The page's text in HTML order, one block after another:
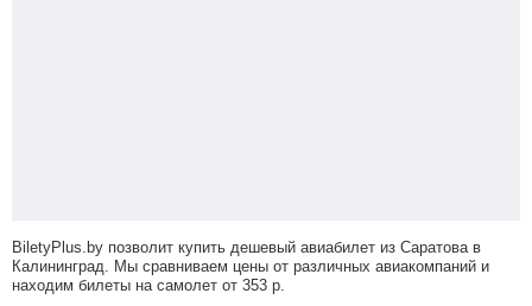
BiletyPlus.by позволит купить дешевый авиабилет из Саратова в
Калининград. Мы сравниваем цены от различных авиакомпаний и
находим билеты на самолет от 353 р